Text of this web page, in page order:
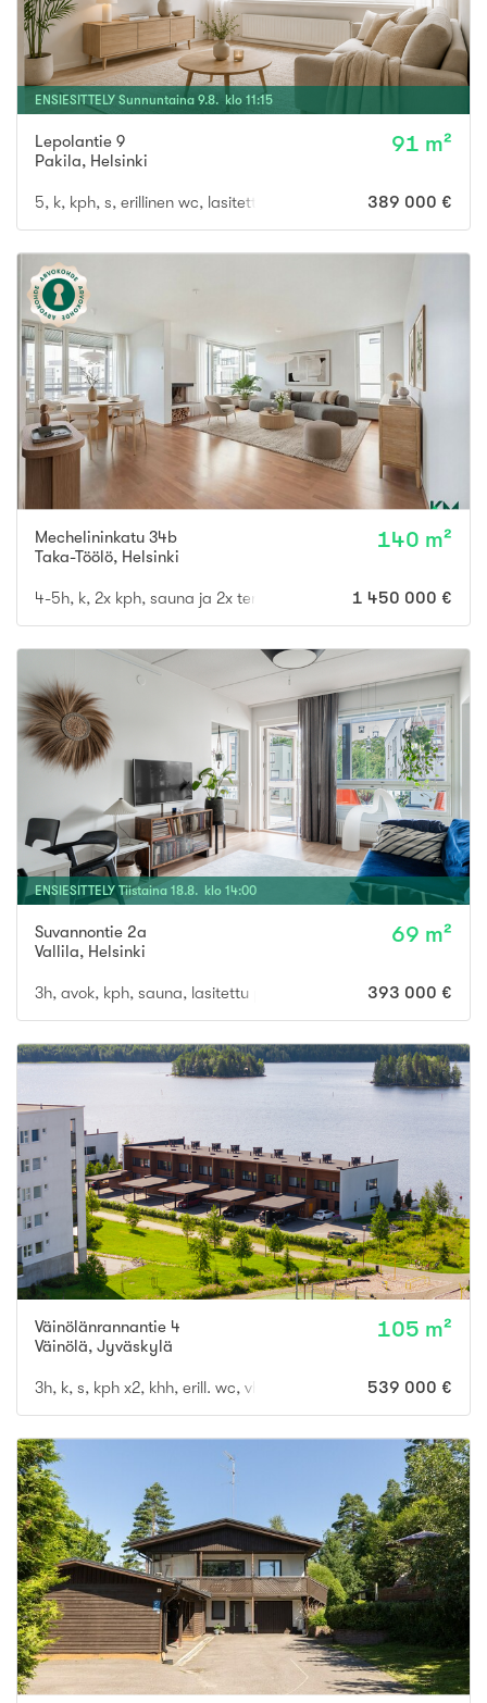
ENSIESITTELY Sunnuntaina 9.8. klo 11 :15
Lepolantie 9
Pakila, Helsinki
91 m²
5, k, kph, s, erillinen wc, lasitettu parveke, piha, autotalli
389 000 €
Mechelininkatu 34b
Taka-Töölö, Helsinki
140 m²
4-5h, k, 2x kph, sauna ja 2x terassi. 1 450 000 €
ENSIESITTELY Tiistaina 18.8. klo 14:00
Suvannontie 2a
Vallila, Helsinki
69 m²
3h, avok, kph, sauna, lasitettu parveke 393 000 €
Väinölänrannantie 4
Väinölä, Jyväskylä
105 m²
3h, k, s, kph x2, khh, erill. wc, vh, las.p, ter 539 000 €